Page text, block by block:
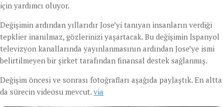
için yardımcı oluyor.
Değişimin ardından yıllarıdır Jose’yi tanıyan insanların verdiği
tepklier inanılmaz, gözlerinizi yaşartacak. Bu değişimin İspanyol
televizyon kanallarında yayınlanmasının ardından Jose’ye ismi
belirtilmeyen bir şirket tarafından finansal destek sağlanmış.
Değişim öncesi ve sonrası fotoğrafları aşağıda paylaştık. En altta
da sürecin videosu mevcut. via